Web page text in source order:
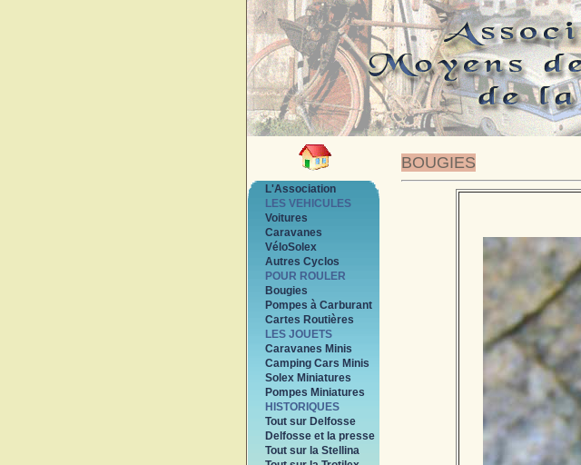
BOUGIES
L'Association
LES VEHICULES
Voitures
Caravanes
VéloSolex
Autres Cyclos
POUR ROULER
Bougies
Pompes à Carburant
Cartes Routières
LES JOUETS
Caravanes Minis
Camping Cars Minis
Solex Miniatures
Pompes Miniatures
HISTORIQUES
Tout sur Delfosse
Delfosse et la presse
Tout sur la Stellina